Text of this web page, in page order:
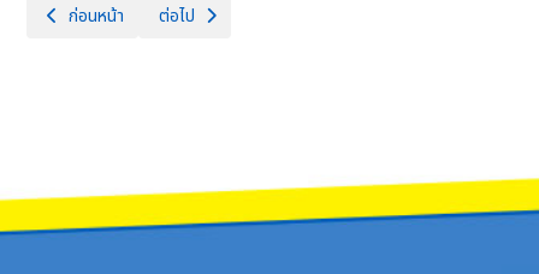
เนื้อหาก่อนหน้า: งานมหกรรมรวมพลสมาชิก TO BE NUMBER ONE
ก่อนหน้า เนื้อหาถัดไป: ต้อนรับคณะกรรมการพิจารณาคัดเลือกเจ้าภ
ต่อไป